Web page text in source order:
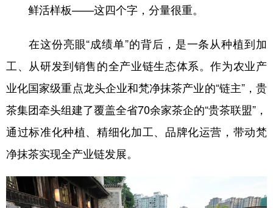
鲜活样板——这四个字，分量很重。
在这份亮眼“成绩单”的背后，是一条从种植到加
工、从研发到销售的全产业链生态体系。作为农业产
业化国家级重点龙头企业和梵净抹茶产业的“链主”，贵
茶集团牵头组建了覆盖全省70余家茶企的“贵茶联盟”，
通过标准化种植、精细化加工、品牌化运营，带动梵
净抹茶实现全产业链发展。